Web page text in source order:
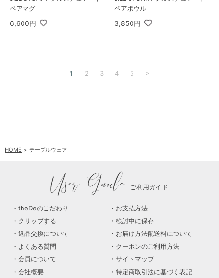
ペアマグ
6,600円
ペアボウル
3,850円
1 2 3 4 5 >
HOME テーブルウェア
User Guide ご利用ガイド
theDeのこだわり
お支払方法
クリップする
検討中に保存
返品交換について
お届け方法配送料について
よくある質問
クーポンのご利用方法
会員について
サイトマップ
会社概要
特定商取引法に基づく表記